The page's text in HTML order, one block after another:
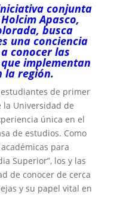
conjunta
Apasco,
busca
una conciencia
conocer las
implementan
la región.
de primer
la Universidad de
única en el
de estudios. Como
para
Superior”, los y las
de conocer de cerca
y su papel vital en